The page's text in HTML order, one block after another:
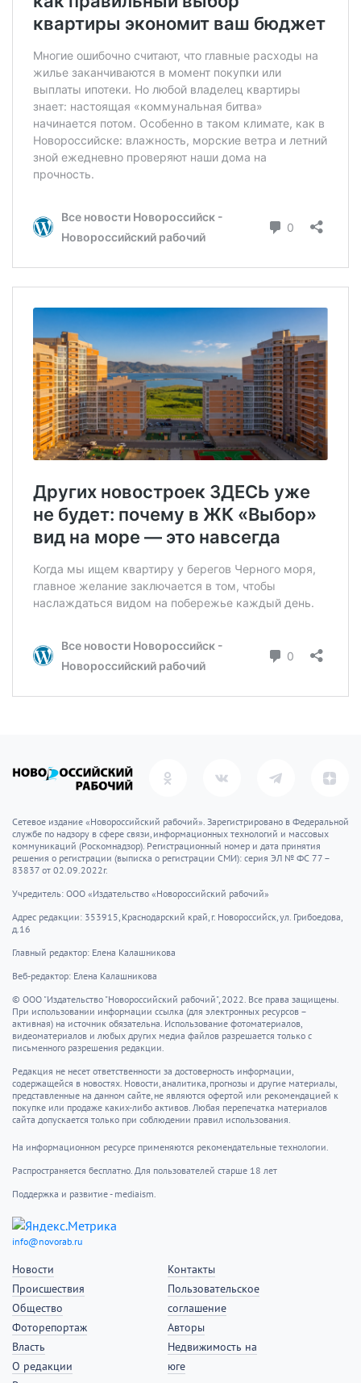
Сетевое издание «Новороссийский рабочий». Зарегистрировано в Федеральной
службе по надзору в сфере связи, информационных технологий и массовых
коммуникаций (Роскомнадзор). Регистрационный номер и дата принятия
решения о регистрации (выписка о регистрации СМИ): серия ЭЛ № ФС 77 –
83837 от 02.09.2022г.
Учредитель: ООО «Издательство «Новороссийский рабочий»
Адрес редакции: 353915, Краснодарский край, г. Новороссийск, ул. Грибоедова,
д.16
Главный редактор: Елена Калашникова
Веб-редактор: Елена Калашникова
© ООО "Издательство "Новороссийский рабочий", 2022. Все права защищены.
При использовании информации ссылка (для электронных ресурсов –
активная) на источник обязательна. Использование фотоматериалов,
видеоматериалов и любых других медиа файлов разрешается только с
письменного разрешения редакции.
Редакция не несет ответственности за достоверность информации,
содержащейся в новостях. Новости, аналитика, прогнозы и другие материалы,
представленные на данном сайте, не являются офертой или рекомендацией к
покупке или продаже каких-либо активов. Любая перепечатка материалов
сайта допускается только при соблюдении правил использования.
На информационном ресурсе применяются рекомендательные технологии.
Распространяется бесплатно. Для пользователей старше 18 лет
Поддержка и развитие - mediaism.
info@novorab.ru
Новости
Происшествия
Общество
Фоторепортаж
Власть
О редакции
Контакты
Пользовательское
соглашение
Авторы
Недвижимость на
юге